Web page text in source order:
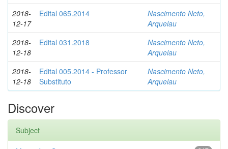
2018-
12-17
Edital 065.2014
Nascimento Neto,
Arquelau
2018-
12-18
Edital 031.2018
Nascimento Neto,
Arquelau
2018-
12-18
Edital 005.2014 - Professor
Substituto
Nascimento Neto,
Arquelau
Discover
Subject